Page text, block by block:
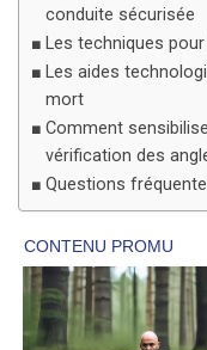
conduite sécurisée
Les techniques
Les aides
mort
Comment
vérification des
Questions